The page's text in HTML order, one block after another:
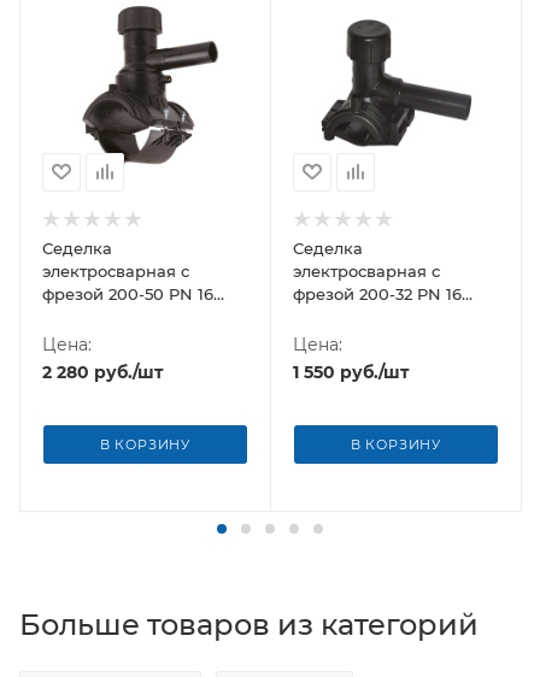
Седелка
электросварная с
фрезой 200-50 PN 16
VALVE-360'
BORFIT(Турция)
Цена:
2 280 руб./шт
В КОРЗИНУ
Седелка
электросварная с
фрезой 200-32 PN 16
VALVE BORFIT(Турция)
Цена:
1 550 руб./шт
В КОРЗИНУ
Больше товаров из категорий